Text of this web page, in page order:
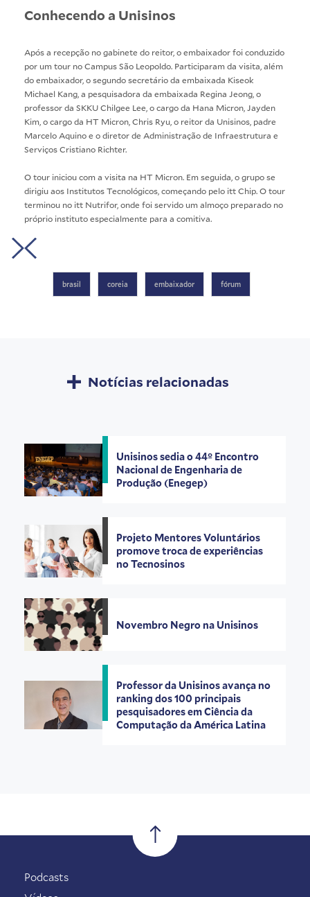
Conhecendo a Unisinos
Após a recepção no gabinete do reitor, o embaixador foi conduzido
por um tour no Campus São Leopoldo. Participaram da visita, além
do embaixador, o segundo secretário da embaixada Kiseok
Michael Kang, a pesquisadora da embaixada Regina Jeong, o
professor da SKKU Chilgee Lee, o cargo da Hana Micron, Jayden
Kim, o cargo da HT Micron, Chris Ryu, o reitor da Unisinos, padre
Marcelo Aquino e o diretor de Administração de Infraestrutura e
Serviços Cristiano Richter.
O tour iniciou com a visita na HT Micron. Em seguida, o grupo se
dirigiu aos Institutos Tecnológicos, começando pelo itt Chip. O tour
terminou no itt Nutrifor, onde foi servido um almoço preparado no
próprio instituto especialmente para a comitiva.
Crédito:
Rodrigo
Crédito:
Rodrigo
Crédito:
Rodrigo
Crédito:
Rodrigo
Crédito:
Rodrigo
brasil coreia embaixador fórum
Notícias relacionadas
Unisinos sedia o 44º Encontro
Nacional de Engenharia de
Produção (Enegep)
Projeto Mentores Voluntários
promove troca de experiências
no Tecnosinos
Novembro Negro na Unisinos
Professor da Unisinos avança no
ranking dos 100 principais
pesquisadores em Ciência da
Computação da América Latina
Podcasts